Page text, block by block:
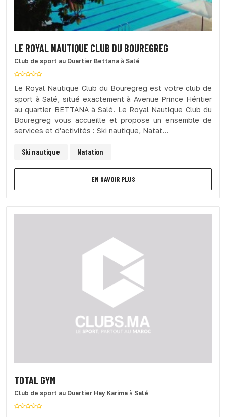
LE ROYAL NAUTIQUE CLUB DU BOUREGREG
Club de sport au Quartier Bettana à Salé
Le Royal Nautique Club du Bouregreg est votre club de
sport à Salé, situé exactement à Avenue Prince Héritier
au quartier BETTANA à Salé. Le Royal Nautique Club du
Bouregreg vous accueille et propose un ensemble de
services et d'activités : Ski nautique, Natat...
Ski nautique Natation
EN SAVOIR PLUS
TOTAL GYM
Club de sport au Quartier Hay Karima à Salé